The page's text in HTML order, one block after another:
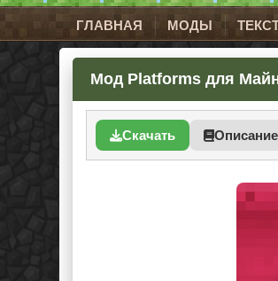
ГЛАВНАЯ МОДЫ
Мод Platforms для
Скачать Описание